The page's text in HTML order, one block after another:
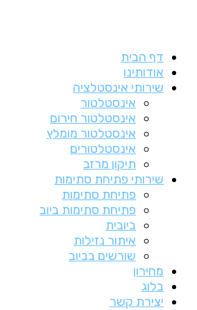
דף הבית
אודותינו
שירותי אינסטלציה
אינסטלטור
אינסטלטור חירום
אינסטלטור מומלץ
אינסטלטורים
תיקון מרזב
שירותי פתיחת סתימות
פתיחת סתימות
פתיחת סתימות ביוב
ביובית
איתור נזילות
שורשים בביוב
מחירון
בלוג
יצירת קשר